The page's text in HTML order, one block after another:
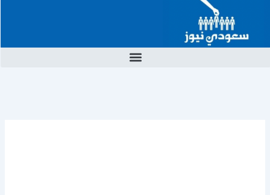
المحتوى